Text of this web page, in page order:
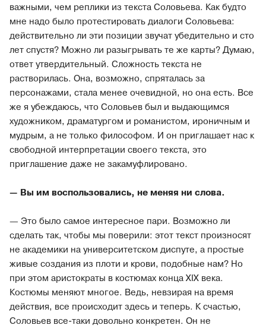
важными, чем реплики из текста Соловьева. Как будто
мне надо было протестировать диалоги Соловьева:
действительно ли эти позиции звучат убедительно и сто
лет спустя? Можно ли разыгрывать те же карты? Думаю,
ответ утвердительный. Сложность текста не
растворилась. Она, возможно, спряталась за
персонажами, стала менее очевидной, но она есть. Все
же я убеждаюсь, что Соловьев был и выдающимся
художником, драматургом и романистом, ироничным и
мудрым, а не только философом. И он приглашает нас к
свободной интерпретации своего текста, это
приглашение даже не закамуфлировано.
— Вы им воспользовались, не меняя ни слова.
— Это было самое интересное пари. Возможно ли
сделать так, чтобы мы поверили: этот текст произносят
не академики на университетском диспуте, а простые
живые создания из плоти и крови, подобные нам? Но
при этом аристократы в костюмах конца XIX века.
Костюмы меняют многое. Ведь, невзирая на время
действия, все происходит здесь и теперь. К счастью,
Соловьев все-таки довольно конкретен. Он не